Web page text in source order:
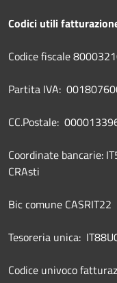
Codici utili
Codice fiscale
Partita IVA:
CC.Postale:
Coordinate bancarie:
CRAsti
Bic comune CASRIT22
Tesoreria unica:
Codice univoco